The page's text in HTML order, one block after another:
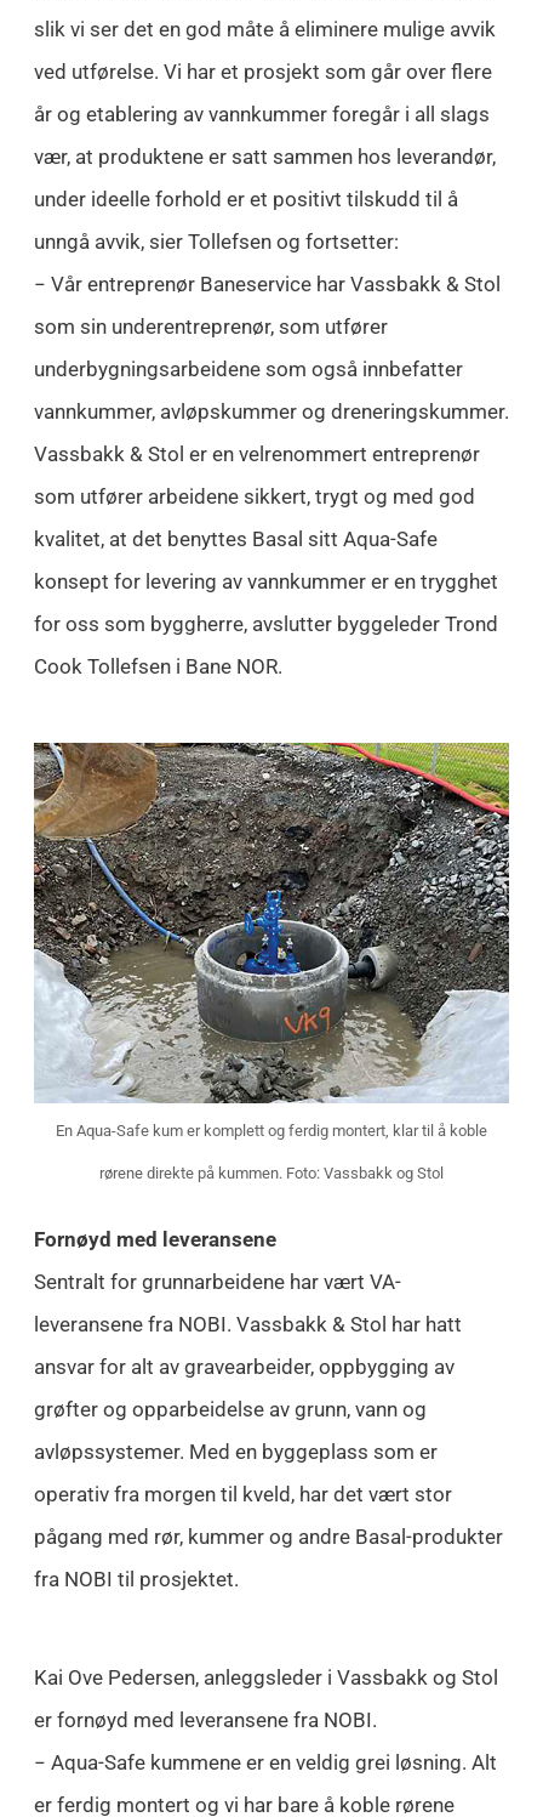
slik vi ser det en god måte å eliminere mulige avvik
ved utførelse. Vi har et prosjekt som går over flere
år og etablering av vannkummer foregår i all slags
vær, at produktene er satt sammen hos leverandør,
under ideelle forhold er et positivt tilskudd til å
unngå avvik, sier Tollefsen og fortsetter:
− Vår entreprenør Baneservice har Vassbakk & Stol
som sin underentreprenør, som utfører
underbygningsarbeidene som også innbefatter
vannkummer, avløpskummer og dreneringskummer.
Vassbakk & Stol er en velrenommert entreprenør
som utfører arbeidene sikkert, trygt og med god
kvalitet, at det benyttes Basal sitt Aqua-Safe
konsept for levering av vannkummer er en trygghet
for oss som byggherre, avslutter byggeleder Trond
Cook Tollefsen i Bane NOR.
En Aqua-Safe kum er komplett og ferdig montert, klar til å koble
rørene direkte på kummen. Foto: Vassbakk og Stol
Fornøyd med leveransene
Sentralt for grunnarbeidene har vært VA-
leveransene fra NOBI. Vassbakk & Stol har hatt
ansvar for alt av gravearbeider, oppbygging av
grøfter og opparbeidelse av grunn, vann og
avløpssystemer. Med en byggeplass som er
operativ fra morgen til kveld, har det vært stor
pågang med rør, kummer og andre Basal-produkter
fra NOBI til prosjektet.
Kai Ove Pedersen, anleggsleder i Vassbakk og Stol
er fornøyd med leveransene fra NOBI.
− Aqua-Safe kummene er en veldig grei løsning. Alt
er ferdig montert og vi har bare å koble rørene